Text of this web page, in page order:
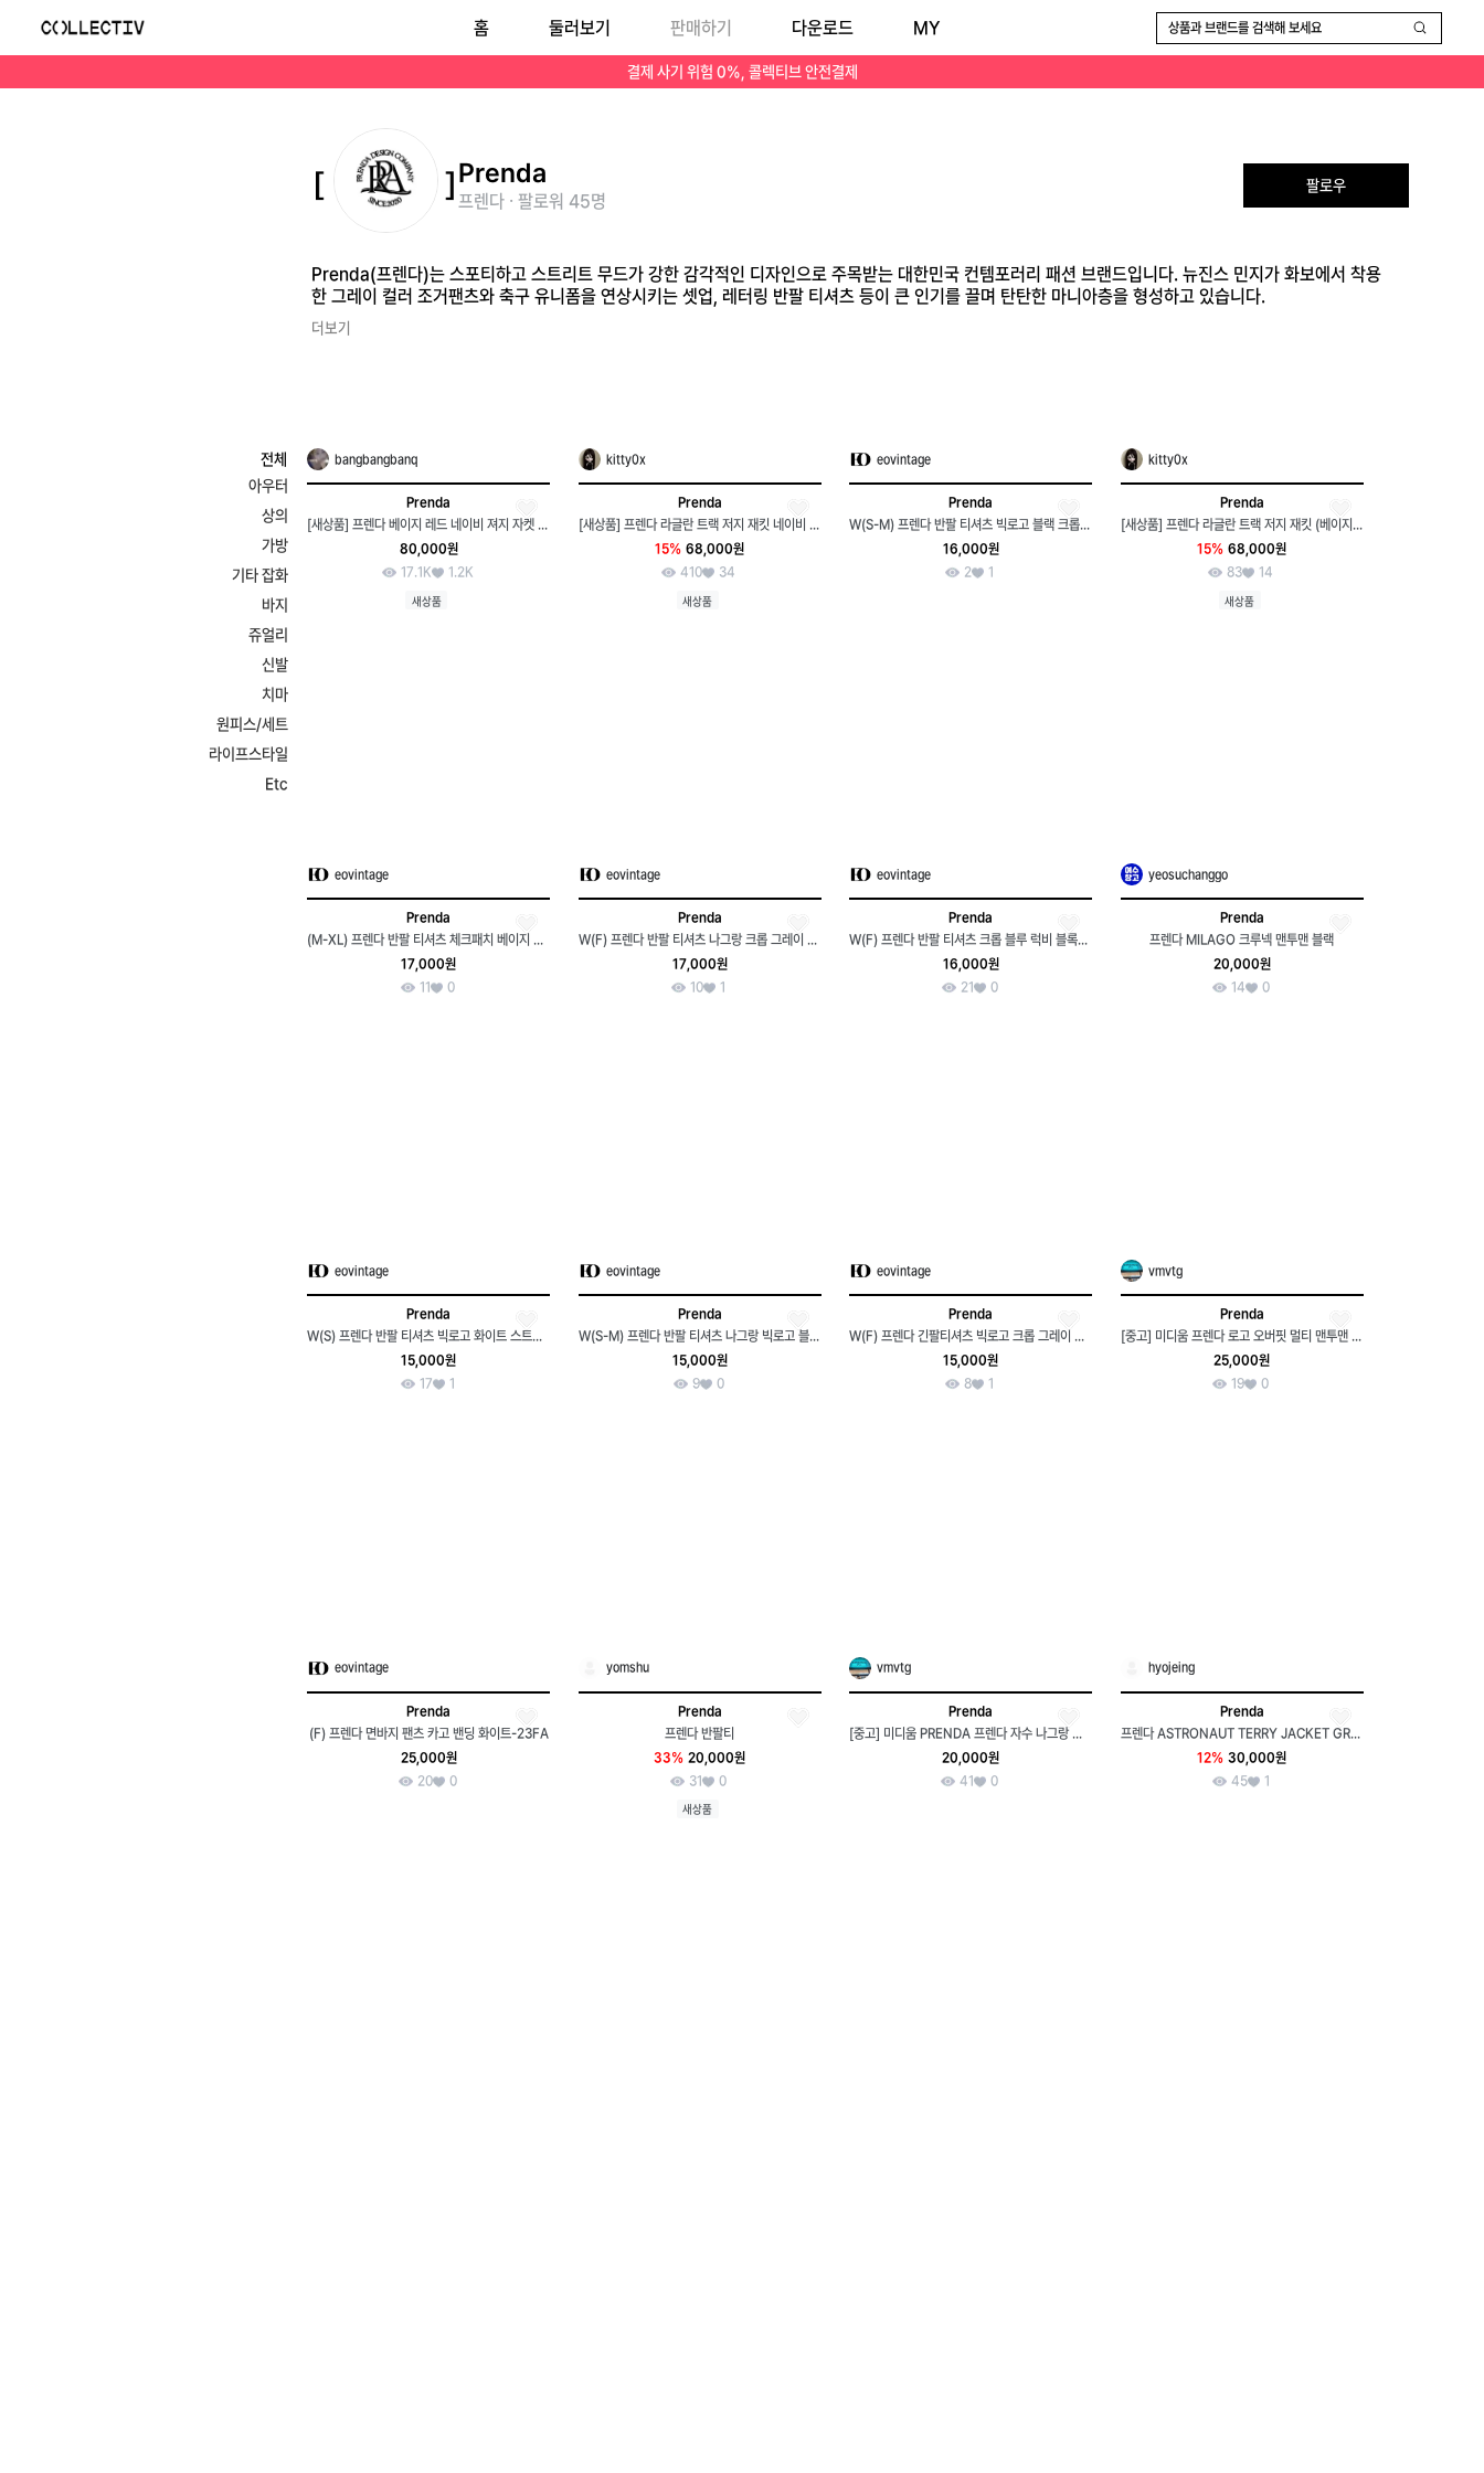
Prenda(프렌다)는 스포티하고 스트리트 무드가 강한 감각적인 디자인으로 주목받는 대한민국 컨템포러리 패션 브랜드입니다. 뉴진스 민지가 화보에서 착용한 그레이 컬러 조거팬츠와 축구 유니폼을 연상시키는 셋업, 레터링 반팔 티셔츠 등이 큰 인기를 끌며 탄탄한 마니아층을 형성하고 있습니다.
결제 사기 위험 0%, 콜렉티브 안전결제
홈 둘러보기 판매하기 다운로드 MY 상품과 브랜드를 검색해 보세요
Prenda
프렌다 · 팔로워 45명
팔로우
Prenda(프렌다)는 스포티하고 스트리트 무드가 강한 감각적인 디자인으로 주목받는 대한민국 컨템포러리 패션 브랜드입니다. 뉴진스 민지가 화보에서 착용
한 그레이 컬러 조거팬츠와 축구 유니폼을 연상시키는 셋업, 레터링 반팔 티셔츠 등이 큰 인기를 끌며 탄탄한 마니아층을 형성하고 있습니다.
더보기
전체
아우터
상의
가방
기타 잡화
바지
쥬얼리
신발
치마
원피스/세트
라이프스타일
Etc
bangbangbanq
Prenda
[새상품] 프렌다 베이지 레드 네이비 져지 자켓 점퍼 여성 남성 아디다스 져지
80,000원
17.1K
1.2K
새상품
kitty0x
Prenda
[새상품] 프렌다 라글란 트랙 저지 재킷 네이비 / 아디다스 져지 폴로 베이프
15% 68,000원
410
34
새상품
eovintage
Prenda
W(S-M) 프렌다 반팔 티셔츠 빅로고 블랙 크롭 올드스쿨-H35591
16,000원
2
1
kitty0x
Prenda
[새상품] 프렌다 라글란 트랙 저지 재킷 (베이지&브릭 레드 컬러) 아디다스 져지 폴로 베이프
15% 68,000원
83
14
새상품
eovintage
Prenda
(M-XL) 프렌다 반팔 티셔츠 체크패치 베이지 키치-H34614
17,000원
11
0
eovintage
Prenda
W(F) 프렌다 반팔 티셔츠 나그랑 크롭 그레이 스트릿-H34460
17,000원
10
1
eovintage
Prenda
W(F) 프렌다 반팔 티셔츠 크롭 블루 럭비 블록코어-7F16
16,000원
21
0
yeosuchanggo
Prenda
프렌다 MILAGO 크루넥 맨투맨 블랙
20,000원
14
0
eovintage
Prenda
W(S) 프렌다 반팔 티셔츠 빅로고 화이트 스트릿-7D0A
15,000원
17
1
eovintage
Prenda
W(S-M) 프렌다 반팔 티셔츠 나그랑 빅로고 블랙 스트릿-7F92
15,000원
9
0
eovintage
Prenda
W(F) 프렌다 긴팔티셔츠 빅로고 크롭 그레이 스트릿-79DF
15,000원
8
1
vmvtg
Prenda
[중고] 미디움 프렌다 로고 오버핏 멀티 맨투맨 티셔츠 새상품급
25,000원
19
0
eovintage
Prenda
(F) 프렌다 면바지 팬츠 카고 밴딩 화이트-23FA
25,000원
20
0
yomshu
Prenda
프렌다 반팔티
33% 20,000원
31
0
새상품
vmvtg
Prenda
20,000원
41
0
hyojeing
Prenda
프렌다 ASTRONAUT TERRY JACKET GRAY
12% 30,000원
45
1